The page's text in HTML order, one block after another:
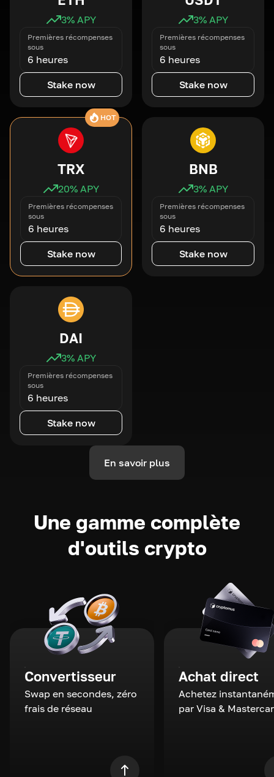
3% APY
Premières récompenses
sous
6 heures
Stake now
3% APY
Premières récompenses
sous
6 heures
Stake now
HOT
TRX
20% APY
Premières récompenses
sous
6 heures
Stake now
BNB
3% APY
Premières récompenses
sous
6 heures
Stake now
DAI
3% APY
Premières récompenses
sous
6 heures
Stake now
En savoir plus
Une gamme complète
d'outils crypto
Convertisseur
Swap en secondes, zéro
frais de réseau
Achat direct
Achetez
par Visa &